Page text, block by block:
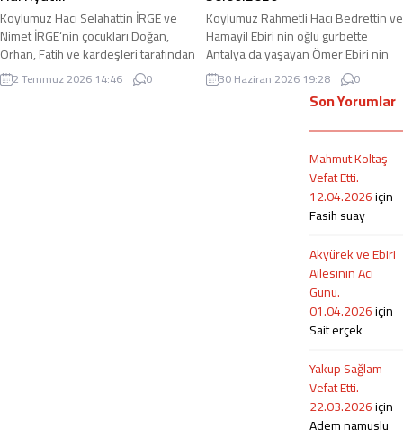
Köylümüz Hacı Selahattin İRGE ve
Nimet İRGE‘nin çocukları Doğan,
Orhan, Fatih ve kardeşleri tarafından
işletilen İRGE Yapı & İnşaat &
Hafriyat, kurulduğu günden bu yana
2 Temmuz 2026 14:46 0
Köylümüz Rahmetli Hacı Bedrettin ve
Hamayil Ebiri nin oğlu gurbette
Antalya da yaşayan Ömer Ebiri nin
30.06.3026 tarihinde Anjio olduğunu
öğrendik. adirli.com olarak
kendisine geçmiş olsun diyor, acil
şifalar diliyoruz. Ümit Ebiri: 0544 415
30 Haziran 2026 19:28 0
Son Yorumlar
Mahmut Koltaş
Vefat Etti.
12.04.2026için
Fasih suay
Akyürek ve Ebiri
Ailesinin Acı
Günü.
01.04.2026için
Sait erçek
Yakup Sağlam
Vefat Etti.
22.03.2026için
Adem namuslu